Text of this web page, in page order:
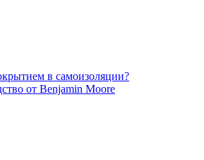
в самоизоляции?
от Benjamin Moore